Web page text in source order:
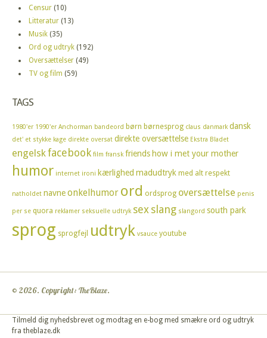
Censur (10)
Litteratur (13)
Musik (35)
Ord og udtryk (192)
Oversættelser (49)
TV og film (59)
TAGS
1980'er 1990'er Anchorman bandeord børn børnesprog claus danmark dansk
det' et stykke kage direkte oversat direkte oversættelse Ekstra Bladet
engelskfacebook film fransk friends how i met your mother
humor internet ironi kærlighed madudtryk med alt respekt
natholdet navneonkelhumor ord ordsprog oversættelse penis
per se quora reklamer seksuelle udtryk sexslang slangord south park
sprog sprogfejl udtryk vsauce youtube
© 2026. Copyright: TheBlaze.
Tilmeld dig nyhedsbrevet og modtag en e-bog med smækre ord og udtryk
fra theblaze.dk